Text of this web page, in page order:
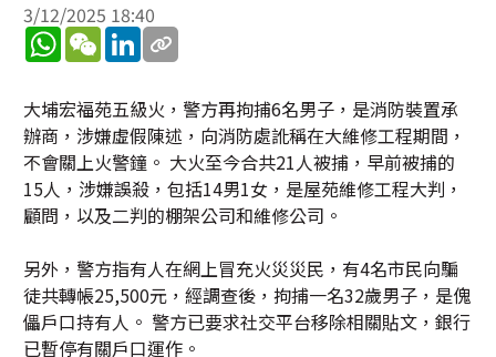
3/12/2025 18:40
WhatsApp
WeChatLinkedIn
大埔宏福苑五級火，警方再拘捕6名男子，是消防裝置承
辦商，涉嫌虛假陳述，向消防處訛稱在大維修工程期間，
不會關上火警鐘。 大火至今合共21人被捕，早前被捕的
15人，涉嫌誤殺，包括14男1女，是屋苑維修工程大判，
顧問，以及二判的棚架公司和維修公司。
另外，警方指有人在網上冒充火災災民，有4名市民向騙
徒共轉帳25,500元，經調查後，拘捕一名32歲男子，是傀
儡戶口持有人。 警方已要求社交平台移除相關貼文，銀行
已暫停有關戶口運作。